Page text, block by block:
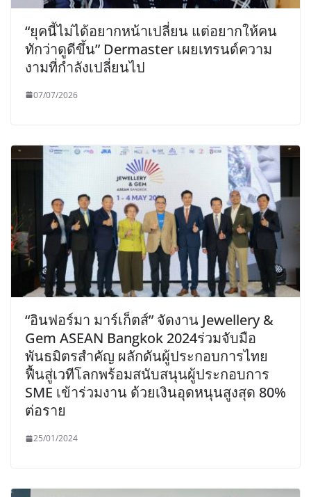
“ยุคนี้ไม่ได้อยากหน้าเปลี่ยน แต่อยากให้คน
ทักว่าดูดีขึ้น” Dermaster เผยเทรนด์ความ
งามที่กำลังเปลี่ยนไป
07/07/2026
“อินฟอร์มา มาร์เก็ตส์” จัดงาน Jewellery &
Gem ASEAN Bangkok 2024ร่วมจับมือ
พันธมิตรสำคัญ ผลักดันผู้ประกอบการไทย
ฟื้นสู่เวทีโลกพร้อมสนับสนุนผู้ประกอบการ
SME เข้าร่วมงาน ด้วยเงินอุดหนุนสูงสุด 80%
ต่อราย
25/01/2024